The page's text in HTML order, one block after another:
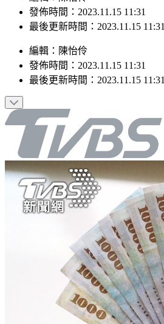
發佈時間：2023.11.15 11:31
最後更新時間：2023.11.15 11:31
編輯 ： 陳怡伶
發佈時間： 2023.11.15 11:31
最後更新時間： 2023.11.15 11:31